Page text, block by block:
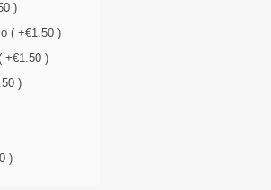
)
( +€1.50 )
+€1.50 )
)
)